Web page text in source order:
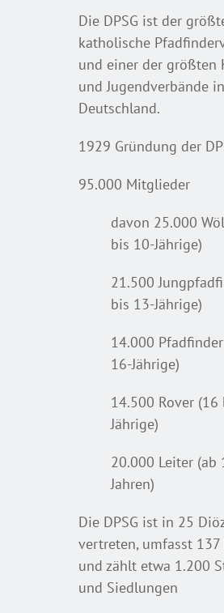
Die DPSG ist der
katholische
und einer der größten
und Jugendverbände in
Deutschland.
1929 Gründung der
95.000 Mitglieder
davon 25.000
bis 10-Jährige)
21.500
bis 13-Jährige)
14.000
16-Jährige)
14.500 Rover
Jährige)
20.000 Leiter (ab
Jahren)
Die DPSG ist in 25
vertreten, umfasst 137
und zählt etwa 1.200
und Siedlungen